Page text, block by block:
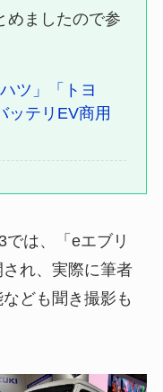
めましたので参
ツ」「トヨ
ッテリEV商用
は、「eエブリ
れ、実際に筆者
ども聞き撮影も